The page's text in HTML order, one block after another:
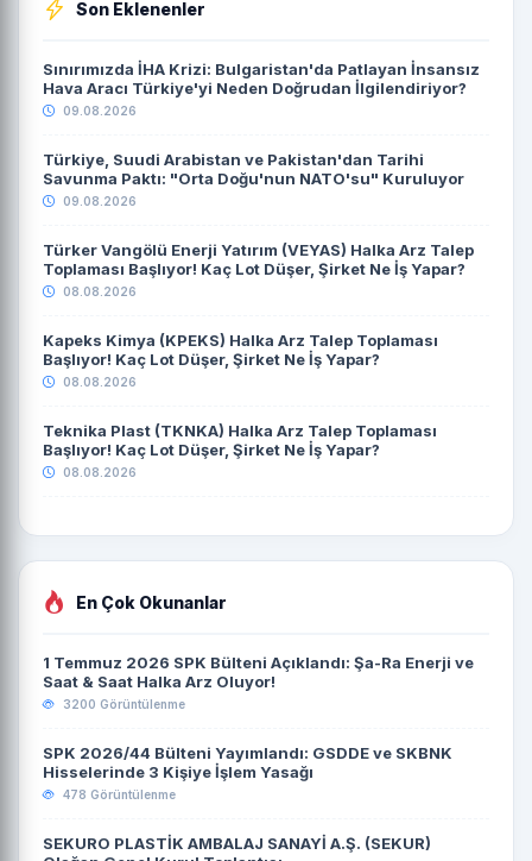
Son Eklenenler
Sınırımızda İHA Krizi: Bulgaristan'da Patlayan İnsansız
Hava Aracı Türkiye'yi Neden Doğrudan İlgilendiriyor?
09.08.2026
Türkiye, Suudi Arabistan ve Pakistan'dan Tarihi
Savunma Paktı: "Orta Doğu'nun NATO'su" Kuruluyor
09.08.2026
Türker Vangölü Enerji Yatırım (VEYAS) Halka Arz Talep
Toplaması Başlıyor! Kaç Lot Düşer, Şirket Ne İş Yapar?
08.08.2026
Kapeks Kimya (KPEKS) Halka Arz Talep Toplaması
Başlıyor! Kaç Lot Düşer, Şirket Ne İş Yapar?
08.08.2026
Teknika Plast (TKNKA) Halka Arz Talep Toplaması
Başlıyor! Kaç Lot Düşer, Şirket Ne İş Yapar?
08.08.2026
En Çok Okunanlar
1 Temmuz 2026 SPK Bülteni Açıklandı: Şa-Ra Enerji ve
Saat & Saat Halka Arz Oluyor!
3200 Görüntülenme
SPK 2026/44 Bülteni Yayımlandı: GSDDE ve SKBNK
Hisselerinde 3 Kişiye İşlem Yasağı
478 Görüntülenme
SEKURO PLASTİK AMBALAJ SANAYİ A.Ş. (SEKUR)